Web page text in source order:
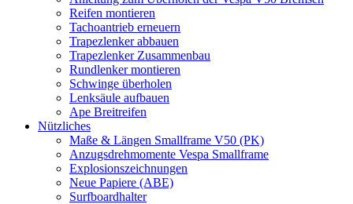
Reifen montieren
Tachoantrieb erneuern
Trapezlenker abbauen
Trapezlenker Zusammenbau
Rundlenker montieren
Schwinge überholen
Lenksäule aufbauen
Ape Breitreifen
Nützliches
Maße & Längen Smallframe V50 (PK)
Anzugsdrehmomente Vespa Smallframe
Explosionszeichnungen
Neue Papiere (ABE)
Surfboardhalter